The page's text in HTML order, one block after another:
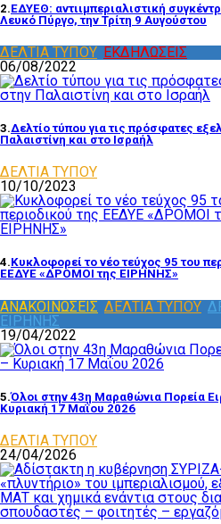
2.ΕΔΥΕΘ: αντιιμπεριαλιστική
Λευκό Πύργο, την Τρίτη 9 Αυγούστου
ΔΕΛΤΙΑ ΤΥΠΟΥ ΕΚΔΗΛΩΣΕΙΣ
06/08/2022
3.Δελτίο τύπου για τις πρόσφατες
Παλαιστίνη και στο Ισραήλ
ΔΕΛΤΙΑ ΤΥΠΟΥ
10/10/2023
4.Κυκλοφορεί το νέο τεύχος 95 του
ΕΕΔΥΕ «ΔΡΟΜΟΙ της ΕΙΡΗΝΗΣ»
ΑΝΑΚΟΙΝΩΣΕΙΣ ΔΕΛΤΙΑ ΤΥΠΟΥ
ΕΙΡΗΝΗΣ
19/04/2022
5.Όλοι στην 43η Μαραθώνια Πορεία
Κυριακή 17 Μαΐου 2026
ΔΕΛΤΙΑ ΤΥΠΟΥ
24/04/2026